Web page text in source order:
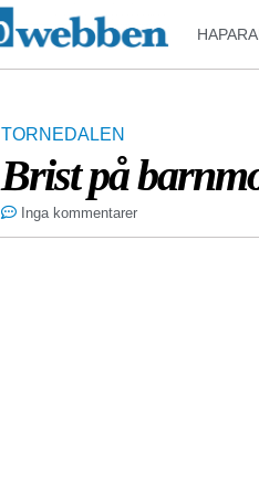
TORNEDALEN
Brist på
Inga kommentarer